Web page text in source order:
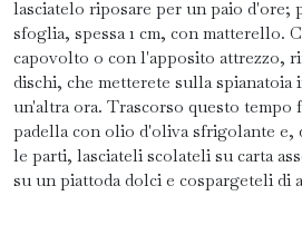
lasciatelo riposare per un paio d'ore;
sfoglia, spessa 1 cm, con matterello.
capovolto o con l'apposito attrezzo,
dischi, che metterete sulla spianatoia
un'altra ora. Trascorso questo tempo
padella con olio d'oliva sfrigolante e,
le parti, lasciateli scolateli su carta
su un piattoda dolci e cospargeteli di